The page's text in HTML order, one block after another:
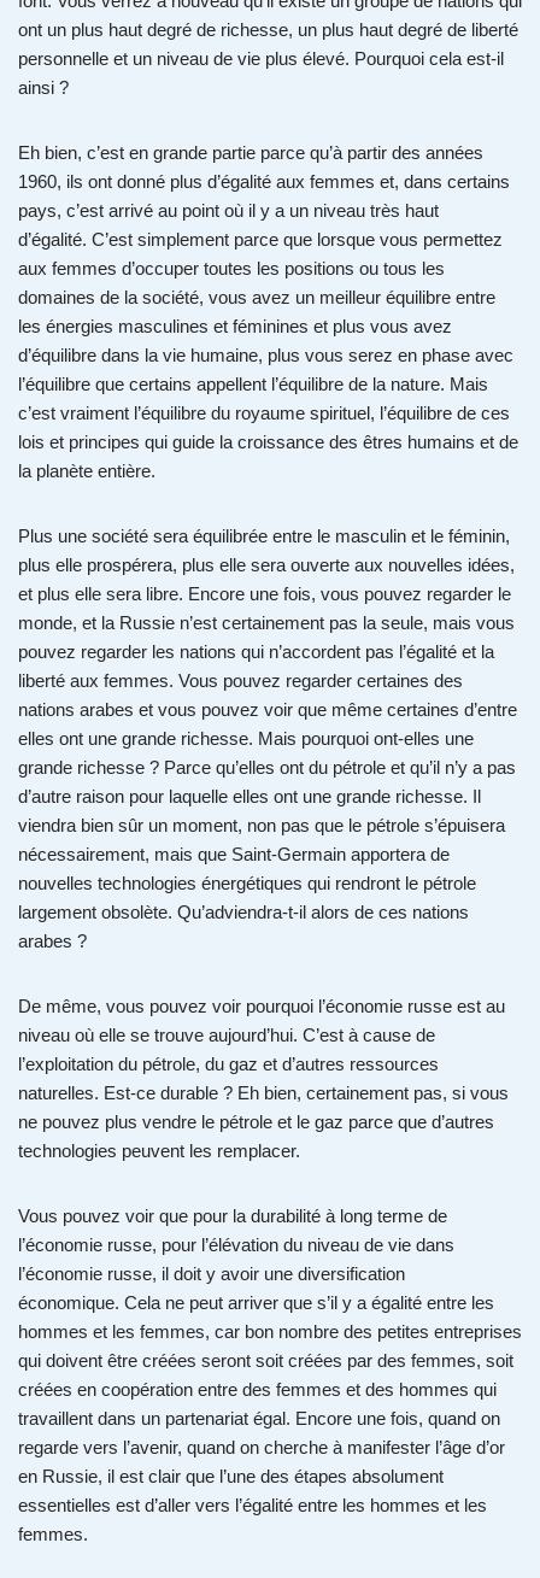
ont un plus haut degré de richesse, un plus haut degré de liberté
personnelle et un niveau de vie plus élevé. Pourquoi cela est-il
ainsi ?
Eh bien, c’est en grande partie parce qu’à partir des années
1960, ils ont donné plus d’égalité aux femmes et, dans certains
pays, c’est arrivé au point où il y a un niveau très haut
d’égalité. C’est simplement parce que lorsque vous permettez
aux femmes d’occuper toutes les positions ou tous les
domaines de la société, vous avez un meilleur équilibre entre
les énergies masculines et féminines et plus vous avez
d’équilibre dans la vie humaine, plus vous serez en phase avec
l’équilibre que certains appellent l’équilibre de la nature. Mais
c’est vraiment l’équilibre du royaume spirituel, l’équilibre de ces
lois et principes qui guide la croissance des êtres humains et de
la planète entière.
Plus une société sera équilibrée entre le masculin et le féminin,
plus elle prospérera, plus elle sera ouverte aux nouvelles idées,
et plus elle sera libre. Encore une fois, vous pouvez regarder le
monde, et la Russie n’est certainement pas la seule, mais vous
pouvez regarder les nations qui n’accordent pas l’égalité et la
liberté aux femmes. Vous pouvez regarder certaines des
nations arabes et vous pouvez voir que même certaines d’entre
elles ont une grande richesse. Mais pourquoi ont-elles une
grande richesse ? Parce qu’elles ont du pétrole et qu’il n’y a pas
d’autre raison pour laquelle elles ont une grande richesse. Il
viendra bien sûr un moment, non pas que le pétrole s’épuisera
nécessairement, mais que Saint-Germain apportera de
nouvelles technologies énergétiques qui rendront le pétrole
largement obsolète. Qu’adviendra-t-il alors de ces nations
arabes ?
De même, vous pouvez voir pourquoi l’économie russe est au
niveau où elle se trouve aujourd’hui. C’est à cause de
l’exploitation du pétrole, du gaz et d’autres ressources
naturelles. Est-ce durable ? Eh bien, certainement pas, si vous
ne pouvez plus vendre le pétrole et le gaz parce que d’autres
technologies peuvent les remplacer.
Vous pouvez voir que pour la durabilité à long terme de
l’économie russe, pour l’élévation du niveau de vie dans
l’économie russe, il doit y avoir une diversification
économique. Cela ne peut arriver que s’il y a égalité entre les
hommes et les femmes, car bon nombre des petites entreprises
qui doivent être créées seront soit créées par des femmes, soit
créées en coopération entre des femmes et des hommes qui
travaillent dans un partenariat égal. Encore une fois, quand on
regarde vers l’avenir, quand on cherche à manifester l’âge d’or
en Russie, il est clair que l’une des étapes absolument
essentielles est d’aller vers l’égalité entre les hommes et les
femmes.